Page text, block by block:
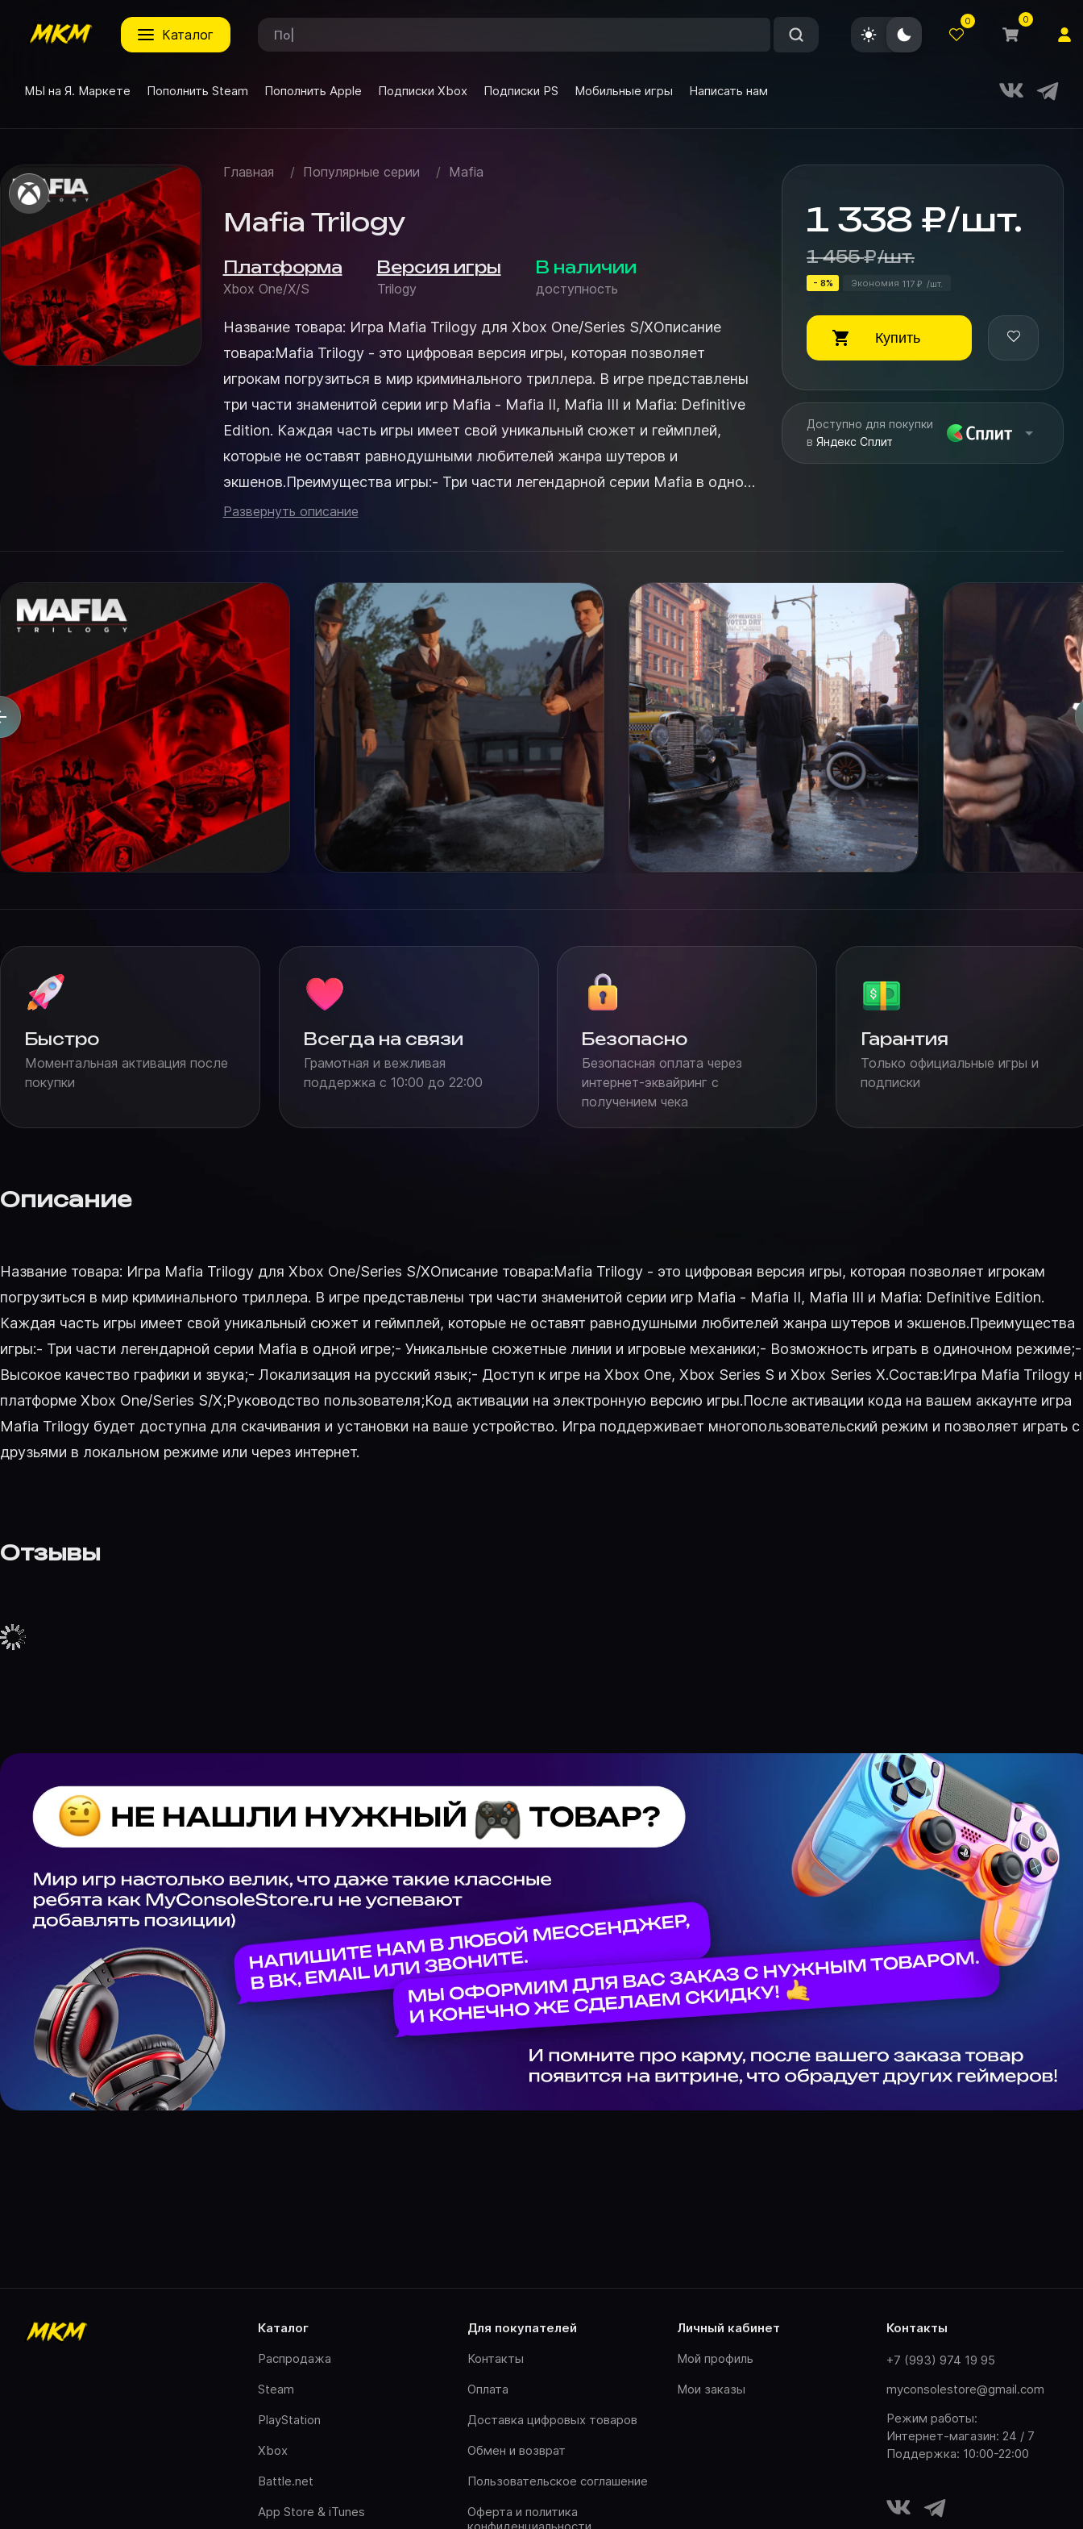
каталог
0 0
МЫ на Я. Маркете Пополнить Steam Пополнить Apple Подписки Xbox Подписки PS Мобильные игры Написать нам
Главная / Популярные серии / Mafia
Mafia Trilogy
Платформа
Xbox One/X/S
Версия игры
Trilogy
В наличии
доступность
Название товара: Игра Mafia Trilogy для Xbox One/Series S/XОписание
товара:Mafia Trilogy - это цифровая версия игры, которая позволяет
игрокам погрузиться в мир криминального триллера. В игре представлены
три части знаменитой серии игр Mafia - Mafia II, Mafia III и Mafia: Definitive
Edition. Каждая часть игры имеет свой уникальный сюжет и геймплей,
которые не оставят равнодушными любителей жанра шутеров и
экшенов.Преимущества игры:- Три части легендарной серии Mafia в одной
игре;- Уникальные ...
Развернуть описание
1 338 ₽/шт.
1 455 ₽/шт.
- 8% Экономия 117 ₽ /шт.
Купить
Доступно для покупки
в Яндекс Сплит
Быстро
Моментальная активация после
покупки
Всегда на связи
Грамотная и вежливая
поддержка с 10:00 до 22:00
Безопасно
Безопасная оплата через
интернет-эквайринг с
получением чека
Гарантия
Только официальные игры и
подписки
Описание
Название товара: Игра Mafia Trilogy для Xbox One/Series S/XОписание товара:Mafia Trilogy - это цифровая версия игры, которая позволяет игрокам
погрузиться в мир криминального триллера. В игре представлены три части знаменитой серии игр Mafia - Mafia II, Mafia III и Mafia: Definitive Edition.
Каждая часть игры имеет свой уникальный сюжет и геймплей, которые не оставят равнодушными любителей жанра шутеров и экшенов.Преимущества
игры:- Три части легендарной серии Mafia в одной игре;- Уникальные сюжетные линии и игровые механики;- Возможность играть в одиночном режиме;-
Высокое качество графики и звука;- Локализация на русский язык;- Доступ к игре на Xbox One, Xbox Series S и Xbox Series X.Состав:Игра Mafia Trilogy
платформе Xbox One/Series S/X;Руководство пользователя;Код активации на электронную версию игры.После активации кода на вашем аккаунте игра
Mafia Trilogy будет доступна для скачивания и установки на ваше устройство. Игра поддерживает многопользовательский режим и позволяет играть с
друзьями в локальном режиме или через интернет.
Отзывы
каталог
Распродажа
Steam
PlayStation
Xbox
Battle.net
App Store & iTunes
для покупателей
Контакты
Оплата
Доставка цифровых товаров
Обмен и возврат
Пользовательское соглашение
Оферта и политика
конфиденциальности
личный кабинет
Мой профиль
Мои заказы
контакты
+7 (993) 974 19 95
myconsolestore@gmail.com
Режим работы:
Интернет-магазин: 24 / 7
Поддержка: 10:00-22:00